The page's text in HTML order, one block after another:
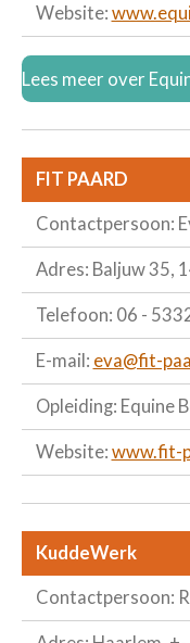
Website:
Lees meer over
FIT PAARD
Contactpersoon:
Adres: Baljuw 35,
Telefoon: 06 -
E-mail: eva@fit-
Opleiding: Equine
Website: www.fit-
KuddeWerk
Contactpersoon: